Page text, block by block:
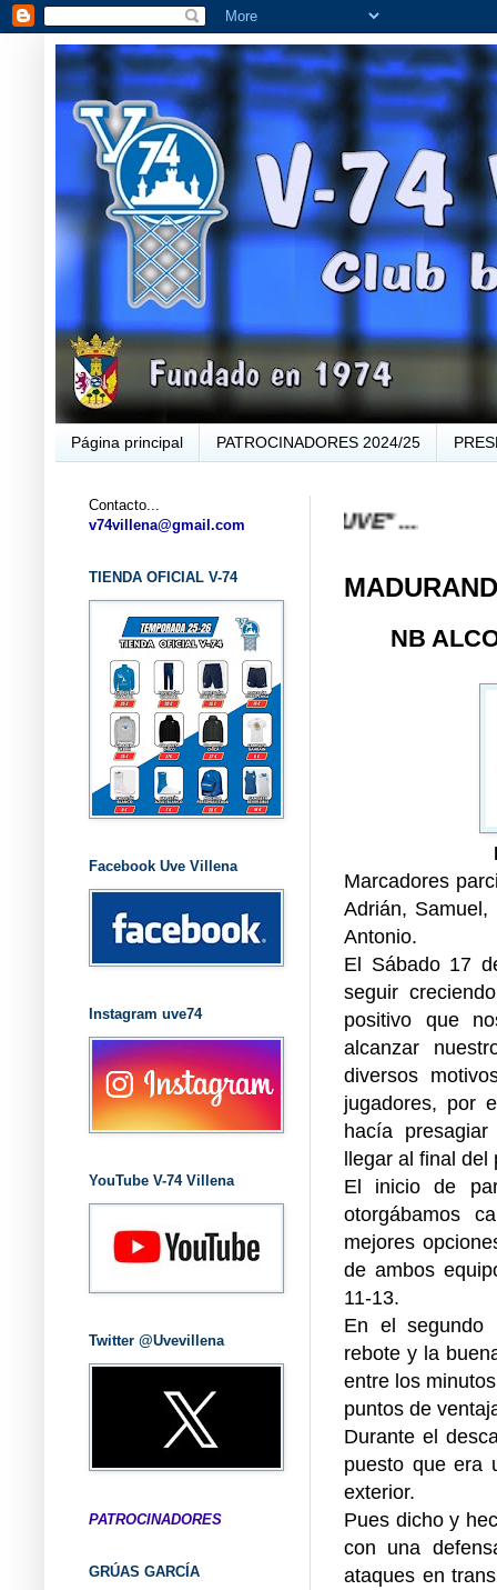
Página principal PATROCINADORES 2024/25
NB
Marcadores
Adrián,
Antonio.
El Sábado 17
seguir
positivo que
alcanzar
diversos
jugadores, por
hacía
llegar al final del
El inicio de
otorgábamos
mejores
de ambos
11-13.
En el segundo
rebote y la
entre los
puntos de
Durante el
puesto que era
exterior.
Pues dicho y
con una
ataques en
Contacto...
v74villena@gmail.com
TIENDA OFICIAL V-74
Facebook Uve Villena
Instagram uve74
YouTube V-74 Villena
Twitter @Uvevillena
PATROCINADORES
GRÚAS GARCÍA